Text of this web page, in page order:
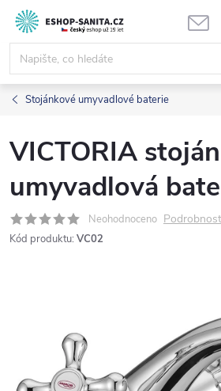
Přejít
obsah
Stojánkové umyvadlové baterie
VICTORIA
umyvadlová
Neohodnoceno
Kód produktu: VC02